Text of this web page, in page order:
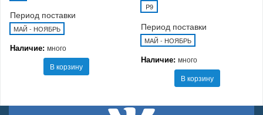
Период поставки
МАЙ - НОЯБРЬ
Наличие: много
В корзину
P9
Период поставки
МАЙ - НОЯБРЬ
Наличие: много
В корзину